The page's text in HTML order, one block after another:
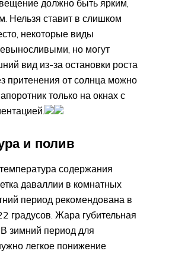
должно быть ярким,
Нельзя ставит в слишком
некоторые виды
но могут
вид из-за остановки роста
притенения от солнца можно
только на окнах с
и полив
содержания
даваллии в комнатных
период рекомендована в
градусов. Жара губительная
зимний период для
легкое понижение